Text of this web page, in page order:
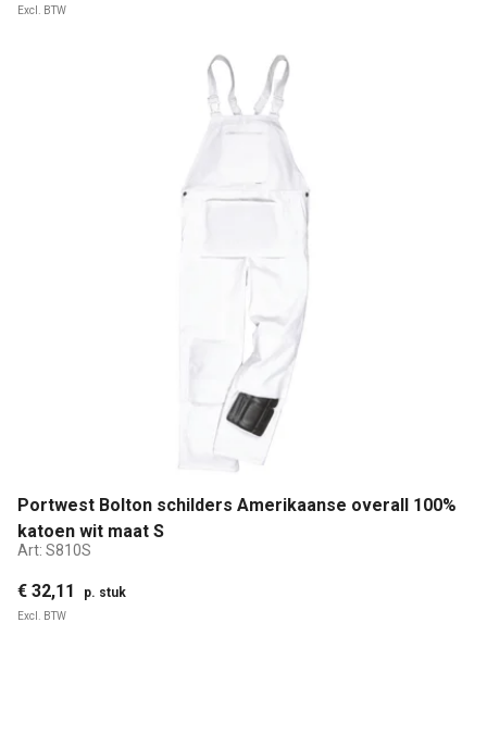
Excl. BTW
Portwest Bolton schilders Amerikaanse overall 100%
katoen wit maat S
Art: S810S
€ 32,11 p. stuk
Excl. BTW